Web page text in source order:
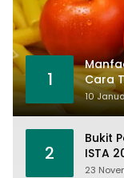
1
Cara
10
2
Bukit
ISTA
23